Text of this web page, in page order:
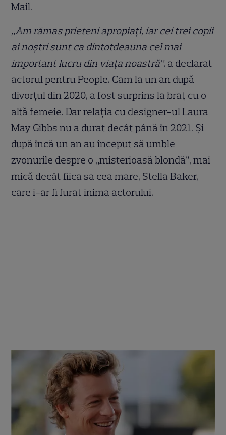
Mail.
„Am rămas prieteni apropiați, iar cei trei copii
ai noștri sunt ca dintotdeauna cel mai
important lucru din viața noastră”, a declarat
actorul pentru People. Cam la un an după
divorțul din 2020, a fost surprins la braț cu o
altă femeie. Dar relația cu designer-ul Laura
May Gibbs nu a durat decât până în 2021. Și
după încă un an au început să umble
zvonurile despre o „misterioasă blondă”, mai
mică decât fiica sa cea mare, Stella Baker,
care i-ar fi furat inima actorului.